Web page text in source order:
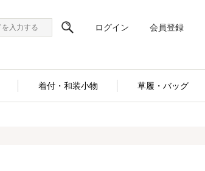
ログイン 会員登録
着付・和装小物 草履・バッグ